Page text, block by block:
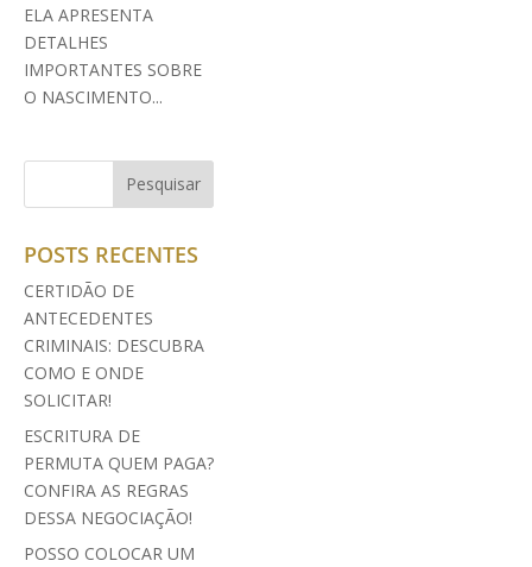
ELA APRESENTA
DETALHES
IMPORTANTES SOBRE
O NASCIMENTO...
POSTS RECENTES
CERTIDÃO DE
ANTECEDENTES
CRIMINAIS: DESCUBRA
COMO E ONDE
SOLICITAR!
ESCRITURA DE
PERMUTA QUEM PAGA?
CONFIRA AS REGRAS
DESSA NEGOCIAÇÃO!
POSSO COLOCAR UM